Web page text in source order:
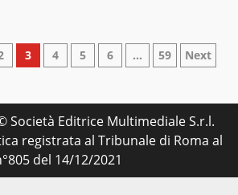
3 4 5 6 … 59 Next
Società Editrice Multimediale S.r.l.
registrata al Tribunale di Roma al
del 14/12/2021